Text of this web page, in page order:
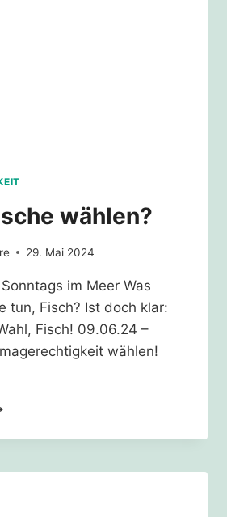
wählen?
29. Mai 2024
im Meer Was
tun, Fisch? Ist doch klar:
Fisch! 09.06.24 –
wählen!